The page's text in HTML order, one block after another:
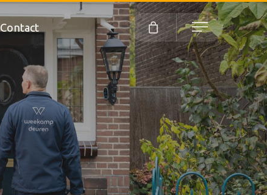
Contact Menu